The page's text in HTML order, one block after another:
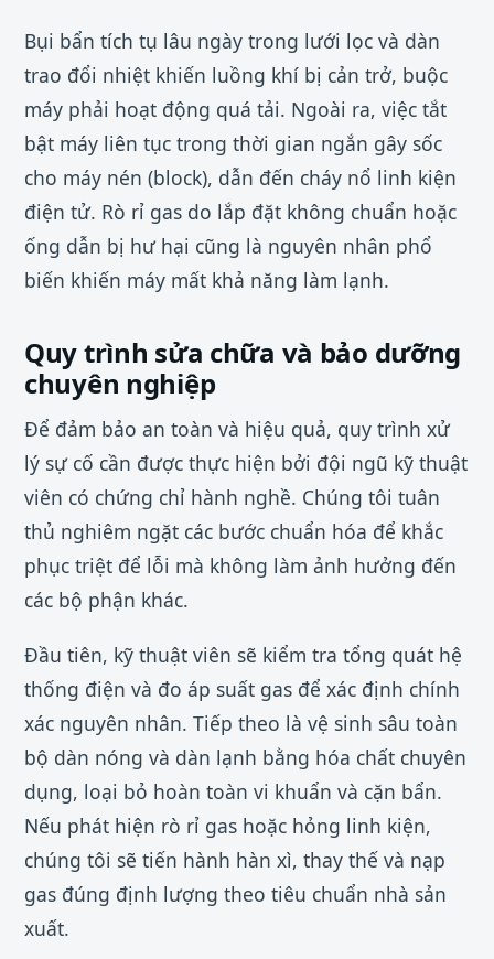
Bụi bẩn tích tụ lâu ngày trong lưới lọc và dàn
trao đổi nhiệt khiến luồng khí bị cản trở, buộc
máy phải hoạt động quá tải. Ngoài ra, việc tắt
bật máy liên tục trong thời gian ngắn gây sốc
cho máy nén (block), dẫn đến cháy nổ linh kiện
điện tử. Rò rỉ gas do lắp đặt không chuẩn hoặc
ống dẫn bị hư hại cũng là nguyên nhân phổ
biến khiến máy mất khả năng làm lạnh.
Quy trình sửa chữa và bảo dưỡng
chuyên nghiệp
Để đảm bảo an toàn và hiệu quả, quy trình xử
lý sự cố cần được thực hiện bởi đội ngũ kỹ thuật
viên có chứng chỉ hành nghề. Chúng tôi tuân
thủ nghiêm ngặt các bước chuẩn hóa để khắc
phục triệt để lỗi mà không làm ảnh hưởng đến
các bộ phận khác.
Đầu tiên, kỹ thuật viên sẽ kiểm tra tổng quát hệ
thống điện và đo áp suất gas để xác định chính
xác nguyên nhân. Tiếp theo là vệ sinh sâu toàn
bộ dàn nóng và dàn lạnh bằng hóa chất chuyên
dụng, loại bỏ hoàn toàn vi khuẩn và cặn bẩn.
Nếu phát hiện rò rỉ gas hoặc hỏng linh kiện,
chúng tôi sẽ tiến hành hàn xì, thay thế và nạp
gas đúng định lượng theo tiêu chuẩn nhà sản
xuất.